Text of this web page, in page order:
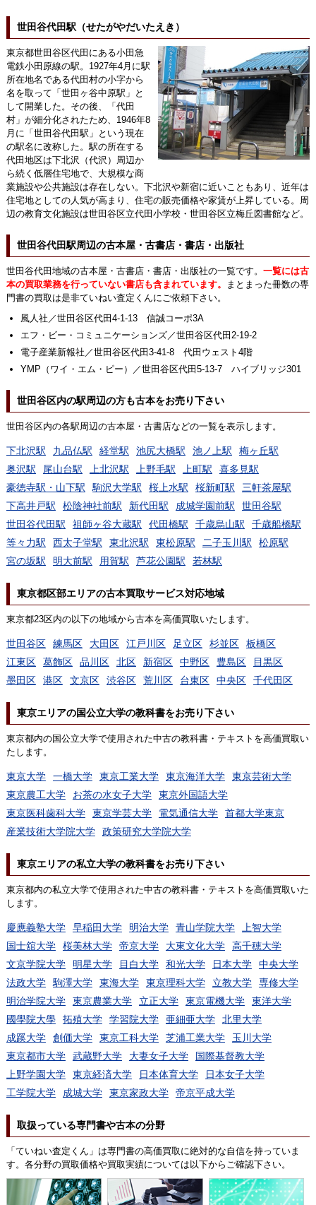
世田谷代田駅（せたがやだいたえき）
東京都世田谷区代田にある小田急
電鉄小田原線の駅。1927年4月に駅
所在地名である代田村の小字から
名を取って「世田ヶ谷中原駅」と
して開業した。その後、「代田
村」が細分化されたため、1946年8
月に「世田谷代田駅」という現在
の駅名に改称した。駅の所在する
代田地区は下北沢（代沢）周辺か
ら続く低層住宅地で、大規模な商
業施設や公共施設は存在しない。下北沢や新宿に近いこともあり、近年は
住宅地としての人気が高まり、住宅の販売価格や家賃が上昇している。周
辺の教育文化施設は世田谷区立代田小学校・世田谷区立梅丘図書館など。
世田谷代田駅周辺の古本屋・古書店・書店・出版社
世田谷代田地域の古本屋・古書店・書店・出版社の一覧です。 一覧には古
本の買取業務を行っていない書店も含まれています。
まとまった冊数の専
門書の買取は是非ていねい査定くんにご依頼下さい。
風人社／世田谷区代田4-1-13 信誠コーポ3A
エフ・ビー・コミュニケーションズ／世田谷区代田2-19-2
電子産業新報社／世田谷区代田3-41-8 代田ウェスト4階
YMP（ワイ・エム・ピー）／世田谷区代田5-13-7 ハイブリッジ301
世田谷区内の駅周辺の方も古本をお売り下さい
世田谷区内の各駅周辺の古本屋・古書店などの一覧を表示します。
下北沢駅 九品仏駅 経堂駅 池尻大橋駅 池ノ上駅
梅ヶ丘駅
奥沢駅
尾山台駅 上北沢駅 上野毛駅 上町駅
喜多見駅
豪徳寺駅・山下駅
駒沢大学駅 桜上水駅 桜新町駅
三軒茶屋駅
下高井戸駅
松陰神社前駅 新代田駅 成城学園前駅
世田谷駅
世田谷代田駅
祖師ヶ谷大蔵駅 代田橋駅 千歳烏山駅
千歳船橋駅
等々力駅
西太子堂駅 東北沢駅 東松原駅 二子玉川駅
松原駅
宮の坂駅
明大前駅 用賀駅 芦花公園駅 若林駅
東京都区部エリアの古本買取サービス対応地域
東京都23区内の以下の地域から古本を高価買取いたします。
世田谷区 練馬区 大田区 江戸川区 足立区 杉並区
板橋区
江東区
葛飾区 品川区 北区 新宿区 中野区 豊島区
目黒区
墨田区
港区 文京区 渋谷区 荒川区 台東区 中央区 千代田区
東京エリアの国公立大学の教科書をお売り下さい
東京都内の国公立大学で使用された中古の教科書・テキストを高価買取い
たします。
東京大学 一橋大学 東京工業大学 東京海洋大学
東京芸術大学
東京農工大学
お茶の水女子大学
東京外国語大学
東京医科歯科大学
東京学芸大学 電気通信大学
首都大学東京
産業技術大学院大学
政策研究大学院大学
東京エリアの私立大学の教科書をお売り下さい
東京都内の私立大学で使用された中古の教科書・テキストを高価買取いた
します。
慶應義塾大学 早稲田大学 明治大学 青山学院大学
上智大学
国士舘大学
桜美林大学 帝京大学 大東文化大学
高千穂大学
文京学院大学
明星大学 目白大学 和光大学 日本大学
中央大学
法政大学
駒澤大学 東海大学 東京理科大学 立教大学
専修大学
明治学院大学
東京農業大学 立正大学 東京電機大学
東洋大学
國學院大學
拓殖大学 学習院大学 亜細亜大学
北里大学
成蹊大学
創価大学 東京工科大学 芝浦工業大学
玉川大学
東京都市大学
武蔵野大学 大妻女子大学
国際基督教大学
上野学園大学
東京経済大学 日本体育大学
日本女子大学
工学院大学
成城大学 東京家政大学 帝京平成大学
取扱っている専門書や古本の分野
「ていねい査定くん」は専門書の高価買取に絶対的な自信を持っていま
す。各分野の買取価格や買取実績については以下からご確認下さい。